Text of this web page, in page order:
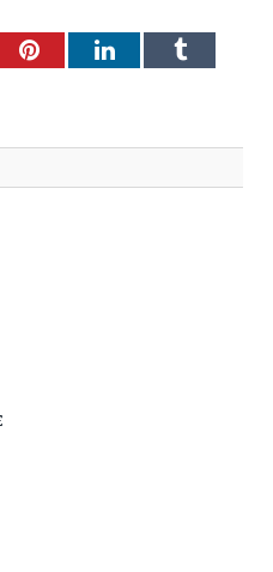
PinterestLinkedInTumblr